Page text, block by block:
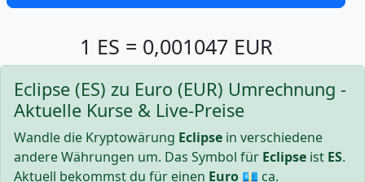
1 ES = 0,001047 EUR
Eclipse (ES) zu Euro (EUR) Umrechnung -
Aktuelle Kurse & Live-Preise
Wandle die Kryptowärung Eclipse in verschiedene
andere Währungen um. Das Symbol für Eclipse ist ES.
Aktuell bekommst du für einen Euro 💶 ca.